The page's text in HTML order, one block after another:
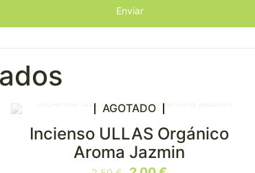
EN OFERTA
AGOTADO
Incienso ULLAS Orgánico
Aroma Jazmin